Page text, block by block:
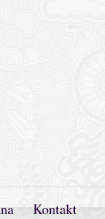
Kontakt